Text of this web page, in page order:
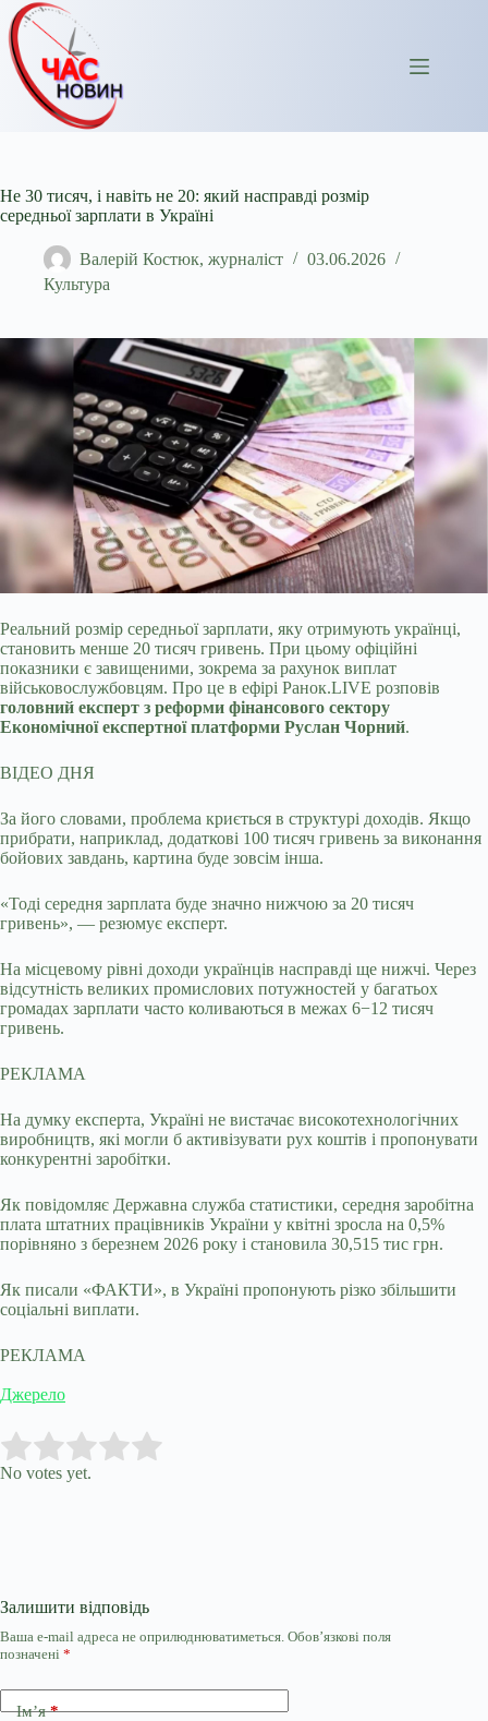
Перейти
до
вмісту
Не 30 тисяч, і навіть не 20: який насправді розмір
середньої зарплати в Україні
Валерій Костюк, журналіст
03.06.2026
Культура
Реальний розмір середньої зарплати, яку отримують українці,
становить менше 20 тисяч гривень. При цьому офіційні
показники є завищеними, зокрема за рахунок виплат
військовослужбовцям. Про це в ефірі Ранок.LIVE розповів
головний експерт з реформи фінансового сектору
Економічної експертної платформи Руслан Чорний.
ВІДЕО ДНЯ
За його словами, проблема криється в структурі доходів. Якщо
прибрати, наприклад, додаткові 100 тисяч гривень за виконання
бойових завдань, картина буде зовсім інша.
«Тоді середня зарплата буде значно нижчою за 20 тисяч
гривень», — резюмує експерт.
На місцевому рівні доходи українців насправді ще нижчі. Через
відсутність великих промислових потужностей у багатьох
громадах зарплати часто коливаються в межах 6−12 тисяч
гривень.
РЕКЛАМА
На думку експерта, Україні не вистачає високотехнологічних
виробництв, які могли б активізувати рух коштів і пропонувати
конкурентні заробітки.
Як повідомляє Державна служба статистики, середня заробітна
плата штатних працівників України у квітні зросла на 0,5%
порівняно з березнем 2026 року і становила 30,515 тис грн.
Як писали «ФАКТИ», в Україні пропонують різко збільшити
соціальні виплати.
РЕКЛАМА
Джерело
Rate this item:
No votes yet.
Залишити відповідь
Ваша e-mail адреса не оприлюднюватиметься. Обов’язкові поля
позначені *
Ім’я*